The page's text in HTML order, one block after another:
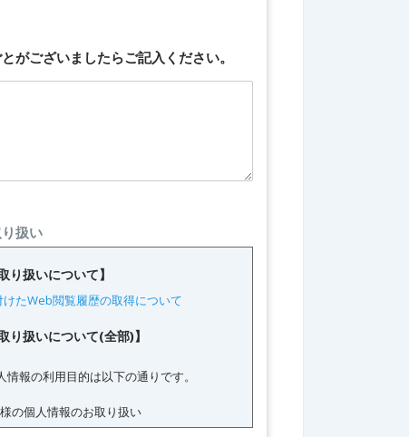
がございましたらご記入ください。
扱い